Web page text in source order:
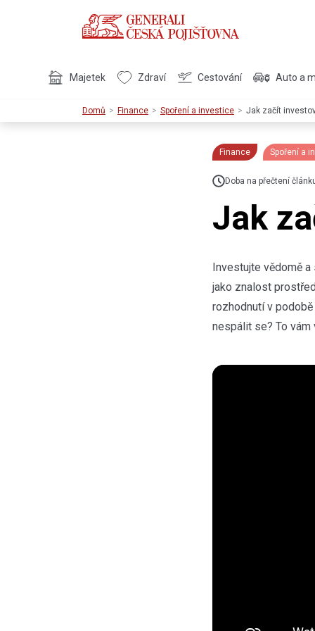
Majetek Zdraví Cestování Auto a
Domů Finance Spoření a investice Jak začít
Finance Spoření a
Doba na přečtení
Jak
Investujte vědomě
jako znalost
rozhodnutí v
nespálit se? To